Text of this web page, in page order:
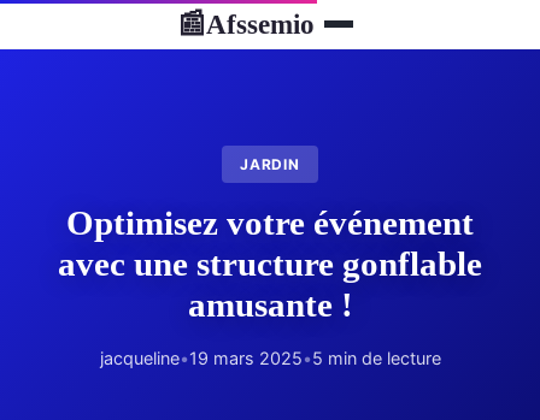
📰Afssemio
JARDIN
Optimisez votre événement
avec une structure gonflable
amusante !
jacqueline•19 mars 2025•5 min de lecture